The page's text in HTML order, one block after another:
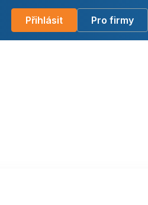
Přihlásit Pro firmy